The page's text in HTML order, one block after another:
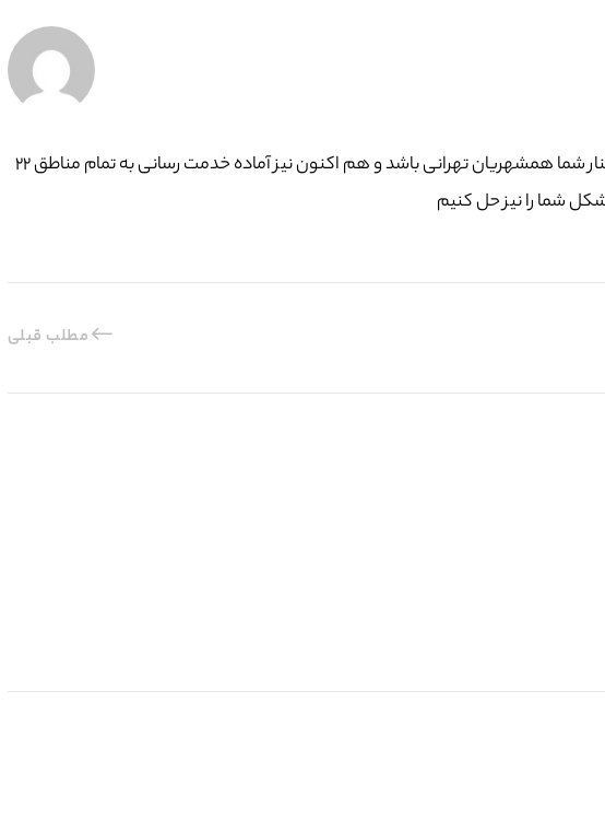
گروه فنی تعمیرات تاسیسات ما با به‌ کارگیری تکنسین های حرفه ای و سرویس کاران با تجربه ، افتخار دارد بیش از ۱۵ سال در کنار شما همشهریان تهرانی باشد و هم اکنون نیز آماده خدمت رسانی به تمام مناطق ۲۲
شما را نیز حل کنیم
مطلب قبلی